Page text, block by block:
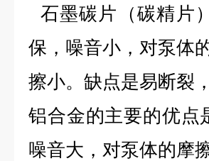
石墨碳片（碳精片
保，噪音小，对泵体
擦小。缺点是易断裂
铝合金的主要的优点
噪音大，对泵体的摩